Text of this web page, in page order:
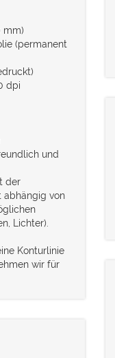
mm)
(permanent
dpi
und
der
abhängig von
Lichter).
Konturlinie
wir für